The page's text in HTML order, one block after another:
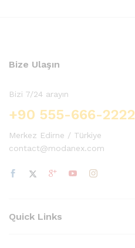
Bize Ulaşın
Bizi 7/24 arayın
+90 555-666-2222
Merkez Edirne / Türkiye
contact@modanex.com
Quick Links